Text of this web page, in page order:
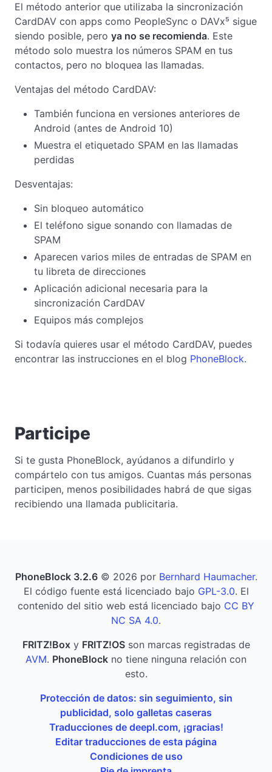
El método anterior que utilizaba la sincronización
CardDAV con apps como PeopleSync o DAVx⁵ sigue
siendo posible, pero ya no se recomienda. Este
método solo muestra los números SPAM en tus
contactos, pero no bloquea las llamadas.
Ventajas del método CardDAV:
También funciona en versiones anteriores de
Android (antes de Android 10)
Muestra el etiquetado SPAM en las llamadas
perdidas
Desventajas:
Sin bloqueo automático
El teléfono sigue sonando con llamadas de
SPAM
Aparecen varios miles de entradas de SPAM en
tu libreta de direcciones
Aplicación adicional necesaria para la
sincronización CardDAV
Equipos más complejos
Si todavía quieres usar el método CardDAV, puedes
encontrar las instrucciones en el blog PhoneBlock.
Participe
Si te gusta PhoneBlock, ayúdanos a difundirlo y
compártelo con tus amigos. Cuantas más personas
participen, menos posibilidades habrá de que sigas
recibiendo una llamada publicitaria.
PhoneBlock 3.2.6© 2026 por Bernhard Haumacher.
El código fuente está licenciado bajo GPL-3.0. El
contenido del sitio web está licenciado bajo CC BY
NC SA 4.0.
FRITZ!Boxy FRITZ!OSson marcas registradas de
AVM. PhoneBlock no tiene ninguna relación con
esto.
Protección de datos: sin seguimiento, sin
publicidad, solo galletas caseras
Traducciones de deepl.com, ¡gracias!
Editar traducciones de esta página
Condiciones de uso